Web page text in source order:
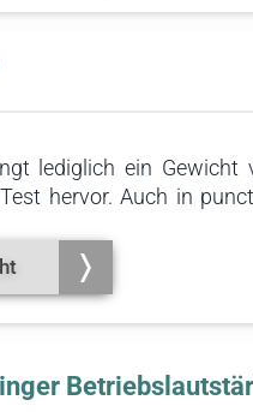
lediglich ein
hervor. Auch in
leichtgewichtigen
eingesetzt werden